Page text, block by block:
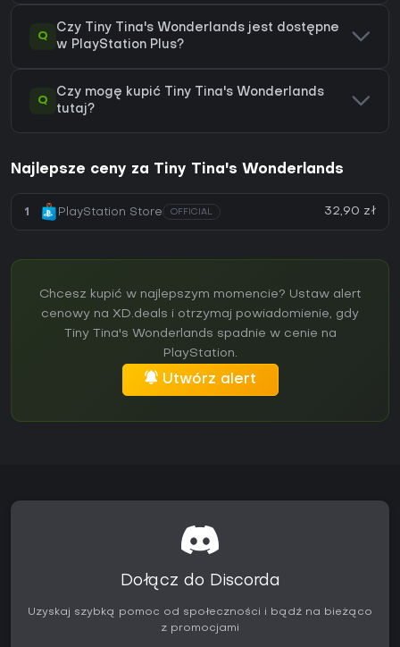
Q
Czy Tiny Tina's Wonderlands jest dostępne
w PlayStation Plus?
Q
Czy mogę kupić Tiny Tina's Wonderlands
tutaj?
Najlepsze ceny za Tiny Tina's Wonderlands
1 PlayStation Store OFFICIAL 32,90 zł
Chcesz kupić w najlepszym momencie? Ustaw alert
cenowy na XD.deals i otrzymaj powiadomienie, gdy
Tiny Tina's Wonderlands spadnie w cenie na
PlayStation.
Utwórz alert
Dołącz do Discorda
Uzyskaj szybką pomoc od społeczności i bądź na bieżąco
z promocjami